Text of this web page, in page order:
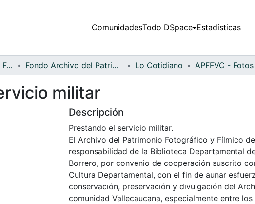
ComunidadesTodo DSpace Estadísticas
Archivo del Patrimonio Fotográfico y Fílmico del Valle del Cauca Fondo Archivo del Patrimonio Fotográfico y Fílmico del Valle del Cauca Lo Cotidiano
militar
Descripción
Prestando el servicio militar.
El Archivo del Patrimonio Fotográfico y Fílmico
responsabilidad de la Biblioteca Departamental
Borrero, por convenio de cooperación suscrito
Cultura Departamental, con el fin de aunar
conservación, preservación y divulgación del
comunidad Vallecaucana, especialmente entre